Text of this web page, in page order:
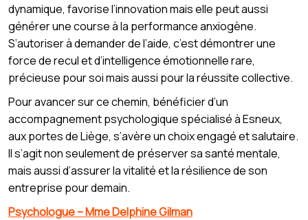
dynamique, favorise l’innovation mais elle peut aussi
générer une course à la performance anxiogène.
S’autoriser à demander de l’aide, c’est démontrer une
force de recul et d’intelligence émotionnelle rare,
précieuse pour soi mais aussi pour la réussite collective.
Pour avancer sur ce chemin, bénéficier d’un
accompagnement psychologique spécialisé à Esneux,
aux portes de Liège, s’avère un choix engagé et salutaire.
Il s’agit non seulement de préserver sa santé mentale,
mais aussi d’assurer la vitalité et la résilience de son
entreprise pour demain.
Psychologue – Mme Delphine Gilman